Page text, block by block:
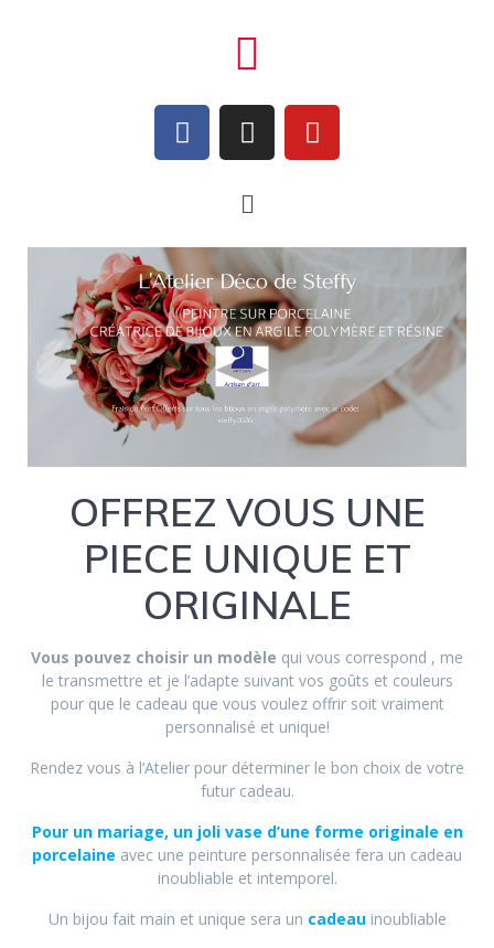
OFFREZ VOUS UNE
PIECE UNIQUE ET
ORIGINALE
Vous pouvez choisir un modèle qui vous correspond , me
le transmettre et je l’adapte suivant vos goûts et couleurs
pour que le cadeau que vous voulez offrir soit vraiment
personnalisé et unique!
Rendez vous à l’Atelier pour déterminer le bon choix de votre
futur cadeau.
Pour un mariage, un joli vase d’une forme originale en
porcelaine avec une peinture personnalisée fera un cadeau
inoubliable et intemporel.
Un bijou fait main et unique sera un cadeauinoubliable